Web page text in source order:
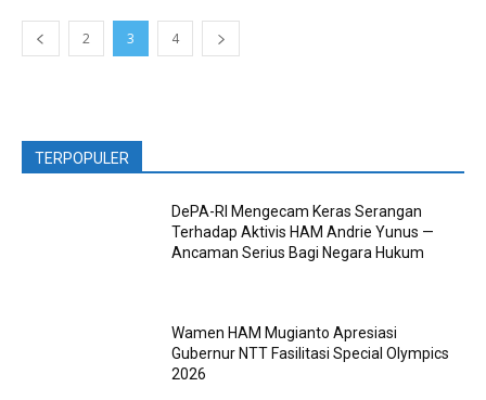
2 3 4
TERPOPULER
DePA-RI Mengecam Keras Serangan
Terhadap Aktivis HAM Andrie Yunus —
Ancaman Serius Bagi Negara Hukum
Wamen HAM Mugianto Apresiasi
Gubernur NTT Fasilitasi Special Olympics
2026